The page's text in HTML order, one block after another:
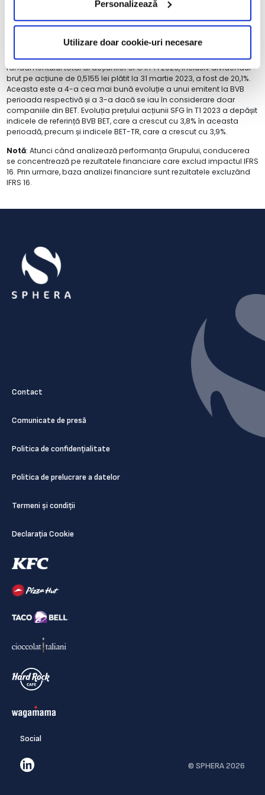
Personalizează
Utilizare doar cookie-uri necesare
Evoluția acțiunilor SFG la Bursa de Valori București
acțiunile SFG au continuat evoluția pozitivă în T1 2023, înregistrând o
creștere de 16,4% în primele trei luni ale anului. Evoluția
randamentului total al acțiunilor SFG în T1 2023, inclusiv dividendul
brut pe acțiune de 0,5155 lei plătit la 31 martie 2023, a fost de 20,1%.
Aceasta este a 4-a cea mai bună evoluție a unui emitent la BVB
perioada respectivă și a 3-a dacă se iau în considerare doar
companiile din BET. Evoluția prețului acțiunii SFG în T1 2023 a depășit
indicele de referință BVB BET, care a crescut cu 3,8% în aceasta
perioadă, precum și indicele BET-TR, care a crescut cu 3,9%.
Notă: Atunci când analizează performanța Grupului, conducerea
se concentrează pe rezultatele financiare care exclud impactul IFRS
16. Prin urmare, baza analizei financiare sunt rezultatele excluzând
IFRS 16.
Contact
Comunicate de presă
Politica de confidențialitate
Politica de prelucrare a datelor
Termeni și condiții
Declarația Cookie
Social
© SPHERA 2026